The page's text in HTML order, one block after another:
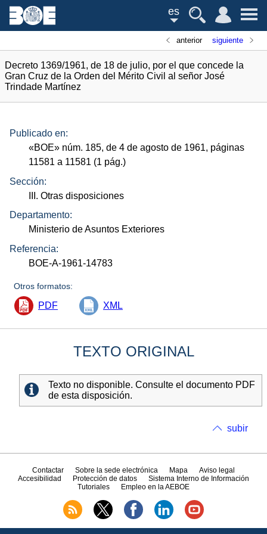
es
anterior siguiente
Decreto 1369/1961, de 18 de julio, por el que concede la
Gran Cruz de la Orden del Mérito Civil al señor José
Trindade Martínez
Publicado en:
«BOE» núm. 185, de 4 de agosto de 1961, páginas
11581 a 11581 (1 pág.)
Sección:
III. Otras disposiciones
Departamento:
Ministerio de Asuntos Exteriores
Referencia:
BOE-A-1961-14783
Otros formatos:
PDF XML
TEXTO ORIGINAL
Texto no disponible. Consulte el documento PDF
de esta disposición.
subir
Contactar Sobre la sede electrónica Mapa
Aviso legal
Accesibilidad
Protección de datos
Sistema Interno de Información
Tutoriales
Empleo en la AEBOE